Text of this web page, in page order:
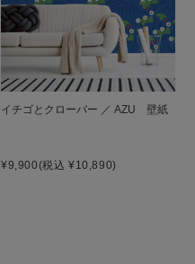
イチゴとクローバー ／ AZU 壁紙
¥9,900(税込 ¥10,890)